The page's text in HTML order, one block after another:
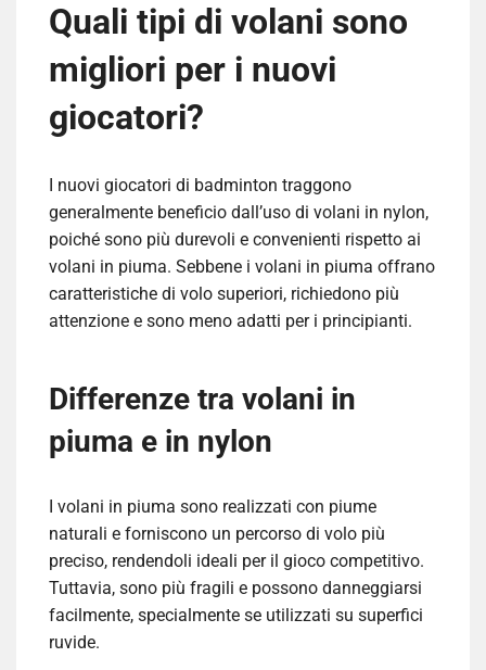
Quali tipi di volani sono
migliori per i nuovi
giocatori?
I nuovi giocatori di badminton traggono
generalmente beneficio dall’uso di volani in nylon,
poiché sono più durevoli e convenienti rispetto ai
volani in piuma. Sebbene i volani in piuma offrano
caratteristiche di volo superiori, richiedono più
attenzione e sono meno adatti per i principianti.
Differenze tra volani in
piuma e in nylon
I volani in piuma sono realizzati con piume
naturali e forniscono un percorso di volo più
preciso, rendendoli ideali per il gioco competitivo.
Tuttavia, sono più fragili e possono danneggiarsi
facilmente, specialmente se utilizzati su superfici
ruvide.